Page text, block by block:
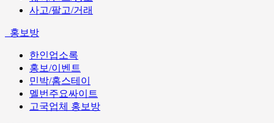
사고/팔고/거래
홍보방
한인업소록
홍보/이벤트
민박/홈스테이
멜번주요싸이트
고국업체 홍보방